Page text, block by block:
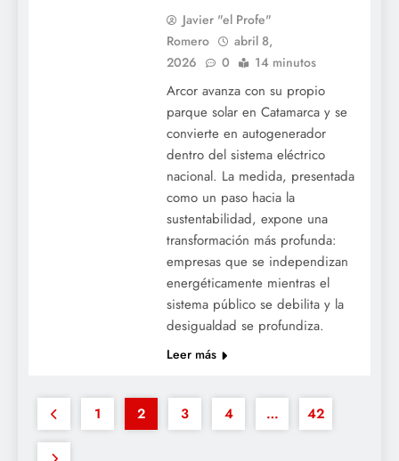
Javier "el Profe"
Romero
abril 8,
2026
0 14 minutos
Arcor avanza con su propio
parque solar en Catamarca y se
convierte en autogenerador
dentro del sistema eléctrico
nacional. La medida, presentada
como un paso hacia la
sustentabilidad, expone una
transformación más profunda:
empresas que se independizan
energéticamente mientras el
sistema público se debilita y la
desigualdad se profundiza.
Leer más
1 2 3 4 … 42